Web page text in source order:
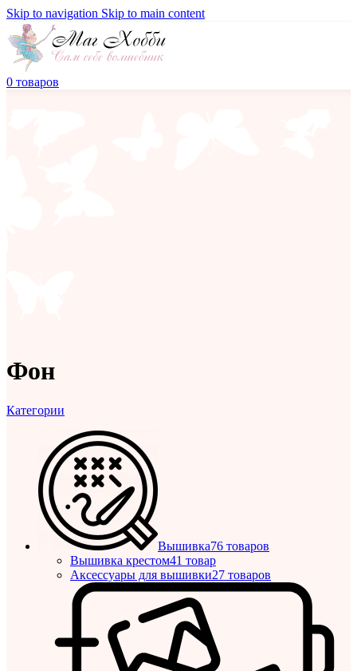
Skip to navigation Skip to main content
0 товаров
Фон
Категории
Вышивка76 товаров
Вышивка крестом41 товар
Аксессуары для вышивки27 товаров